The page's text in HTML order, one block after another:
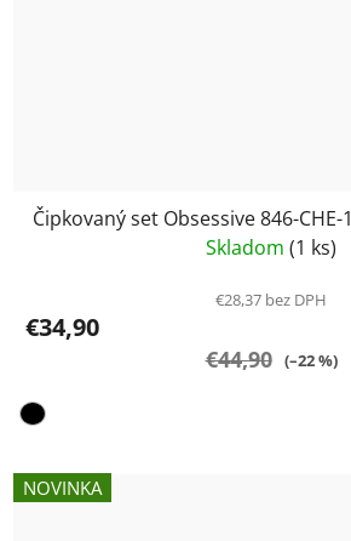
Čipkovaný set Obsessive 846-CHE-1
Skladom (1 ks)
€28,37 bez DPH
€34,90
€44,90 (–22 %)
NOVINKA